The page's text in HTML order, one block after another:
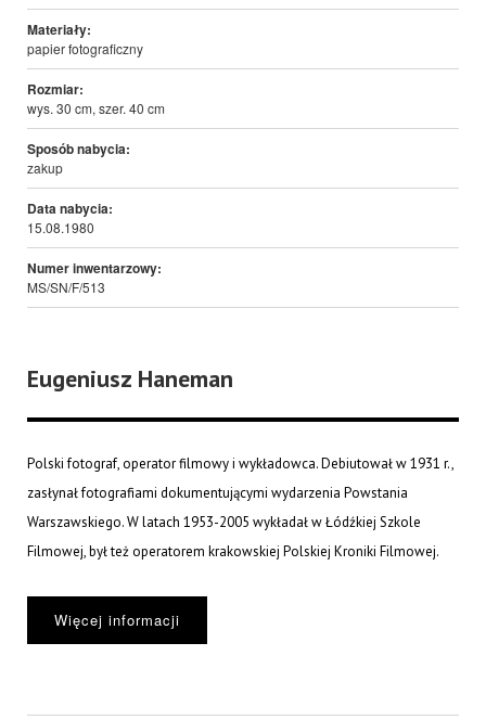
Materiały:
papier fotograficzny
Rozmiar:
wys. 30 cm, szer. 40 cm
Sposób nabycia:
zakup
Data nabycia:
15.08.1980
Numer inwentarzowy:
MS/SN/F/513
Eugeniusz Haneman
Polski fotograf, operator filmowy i wykładowca. Debiutował w 1931 r.,
zasłynał fotografiami dokumentującymi wydarzenia Powstania
Warszawskiego. W latach 1953-2005 wykładał w Łódźkiej Szkole
Filmowej, był też operatorem krakowskiej Polskiej Kroniki Filmowej.
Więcej informacji